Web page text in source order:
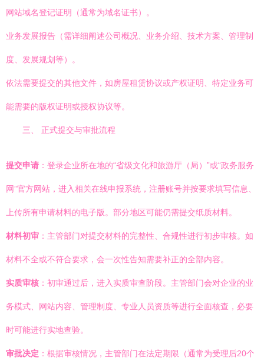
网站域名登记证明（通常为域名证书）。
业务发展报告（需详细阐述公司概况、业务介绍、技术方案、管理制
度、发展规划等）。
依法需要提交的其他文件，如房屋租赁协议或产权证明、特定业务可
能需要的版权证明或授权协议等。
三、 正式提交与审批流程
提交申请 ：登录企业所在地的“省级文化和旅游厅（局）”或“政务服务
网”官方网站，进入相关在线申报系统，注册账号并按要求填写信息、
上传所有申请材料的电子版。部分地区可能仍需提交纸质材料。
材料初审 ：主管部门对提交材料的完整性、合规性进行初步审核。如
材料不全或不符合要求，会一次性告知需要补正的全部内容。
实质审核 ：初审通过后，进入实质审查阶段。主管部门会对企业的业
务模式、网站内容、管理制度、专业人员资质等进行全面核查，必要
时可能进行实地查验。
审批决定 ：根据审核情况，主管部门在法定期限（通常为受理后20个